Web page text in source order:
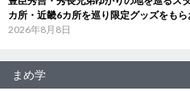
カ所・近畿6カ所を巡り限定グッズをもら
2026年8月8日
まめ学